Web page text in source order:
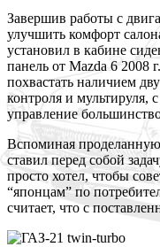
Завершив работы с
улучшить комфорт
установил в кабине
панель от Mazda 6 2008
похвастать наличием
контроля и мультируля,
управление
Вспоминая проделанную
ставил перед собой
просто хотел, чтобы
“японцам” по
считает, что с